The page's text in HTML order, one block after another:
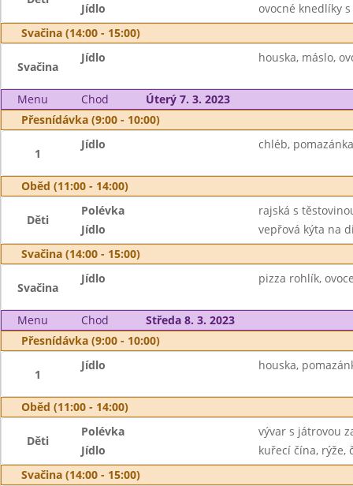
Jídlo
ovocné knedlíky
Svačina (14:00 - 15:00)
Svačina
Jídlo houska, máslo,
Menu Chod
Úterý 7. 3. 2023
Přesnídávka (9:00 - 10:00)
1
Jídlo chléb,
Oběd (11:00 - 14:00)
Děti
Polévka
rajská s
Jídlo
vepřová kýta na
Svačina (14:00 - 15:00)
Svačina
Jídlo pizza rohlík,
Menu Chod
Středa 8. 3. 2023
Přesnídávka (9:00 - 10:00)
1
Jídlo houska,
Oběd (11:00 - 14:00)
Děti
Polévka
vývar s játrovou
Jídlo
kuřecí čína, rýže,
Svačina (14:00 - 15:00)